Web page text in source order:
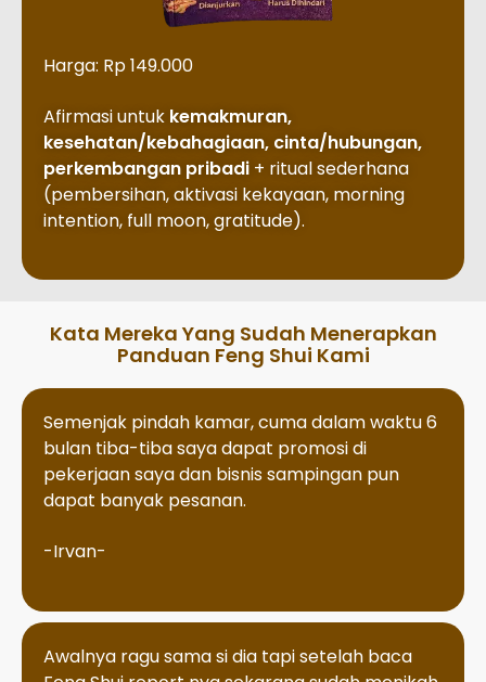
Harga: Rp 149.000
Afirmasi untuk kemakmuran,
kesehatan/kebahagiaan, cinta/hubungan,
perkembangan pribadi + ritual sederhana
(pembersihan, aktivasi kekayaan, morning
intention, full moon, gratitude).
Kata Mereka Yang Sudah Menerapkan
Panduan Feng Shui Kami
Semenjak pindah kamar, cuma dalam waktu 6
bulan tiba-tiba saya dapat promosi di
pekerjaan saya dan bisnis sampingan pun
dapat banyak pesanan.
-Irvan-
Awalnya ragu sama si dia tapi setelah baca